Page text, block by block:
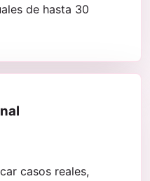
de hasta 30
casos reales,